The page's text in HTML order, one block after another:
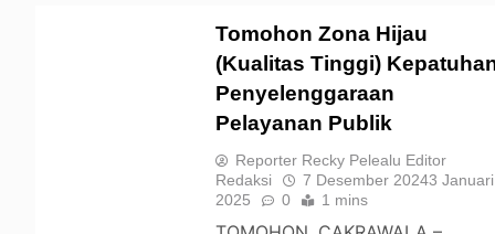
Tomohon Zona Hijau
(Kualitas Tinggi)
Penyelenggaraan
Pelayanan Publik
Reporter Recky Pelealu Editor
Redaksi
7 Desember 20243 Januari
2025
0 1 mins